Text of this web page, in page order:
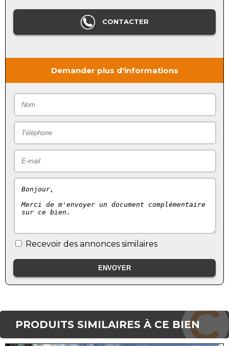
CONTACTER
Demander plus d'informations
Recevoir des annonces similaires
PRODUITS SIMILAIRES À CE BIEN